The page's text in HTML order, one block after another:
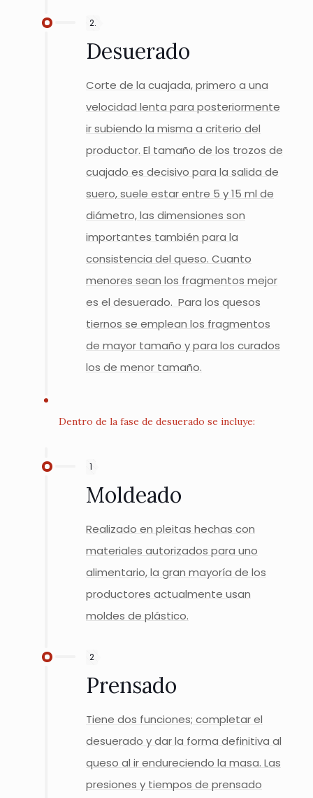
2.
Desuerado
Corte de la cuajada, primero a una
velocidad lenta para posteriormente
ir subiendo la misma a criterio del
productor. El tamaño de los trozos de
cuajado es decisivo para la salida de
suero, suele estar entre 5 y 15 ml de
diámetro, las dimensiones son
importantes también para la
consistencia del queso. Cuanto
menores sean los fragmentos mejor
es el desuerado. Para los quesos
tiernos se emplean los fragmentos
de mayor tamaño y para los curados
los de menor tamaño.
Dentro de la fase de desuerado se incluye:
1
Moldeado
Realizado en pleitas hechas con
materiales autorizados para uno
alimentario, la gran mayoría de los
productores actualmente usan
moldes de plástico.
2
Prensado
Tiene dos funciones; completar el
desuerado y dar la forma definitiva al
queso al ir endureciendo la masa. Las
presiones y tiempos de prensado